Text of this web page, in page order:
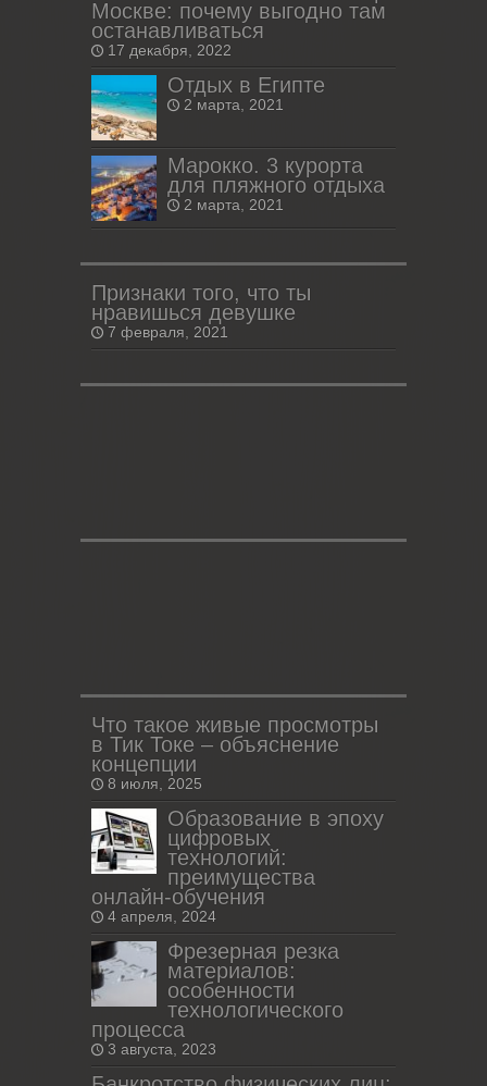
Москве: почему выгодно там
останавливаться
17 декабря, 2022
Отдых в Египте
2 марта, 2021
Марокко. 3 курорта
для пляжного отдыха
2 марта, 2021
Признаки того, что ты
нравишься девушке
7 февраля, 2021
Что такое живые просмотры
в Тик Токе – объяснение
концепции
8 июля, 2025
Образование в эпоху
цифровых
технологий:
преимущества
онлайн-обучения
4 апреля, 2024
Фрезерная резка
материалов:
особенности
технологического
процесса
3 августа, 2023